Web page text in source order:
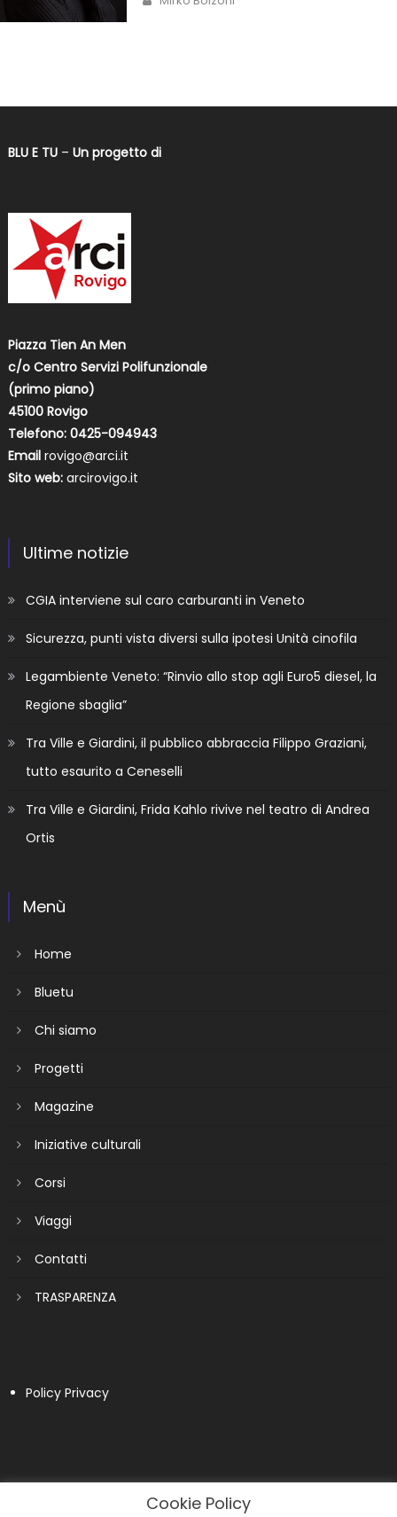
BLU E TU– Un progetto di
Piazza Tien An Men
c/o Centro Servizi Polifunzionale
(primo piano)
45100 Rovigo
Telefono: 0425-094943
Email rovigo@arci.it
Sito web: arcirovigo.it
Ultime notizie
CGIA interviene sul caro carburanti in Veneto
Sicurezza, punti vista diversi sulla ipotesi Unità cinofila
Legambiente Veneto: “Rinvio allo stop agli Euro5 diesel, la
Regione sbaglia”
Tra Ville e Giardini, il pubblico abbraccia Filippo Graziani,
tutto esaurito a Ceneselli
Tra Ville e Giardini, Frida Kahlo rivive nel teatro di Andrea
Ortis
Menù
Home
Bluetu
Chi siamo
Progetti
Magazine
Iniziative culturali
Corsi
Viaggi
Contatti
TRASPARENZA
Policy Privacy
Cookie Policy